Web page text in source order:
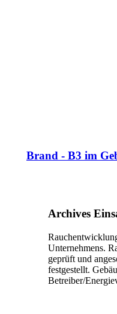
Brand - B3 im
Archives
Unternehmens.
geprüft und
festgestellt.
Betreiber/